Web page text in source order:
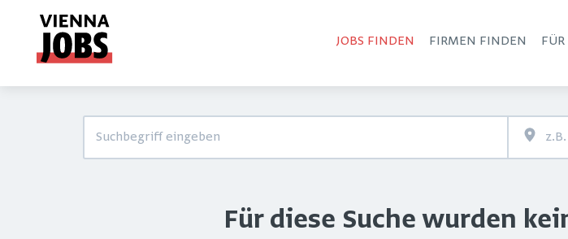
JOBS FINDEN FIRMEN FINDEN
Für diese Suche wurden